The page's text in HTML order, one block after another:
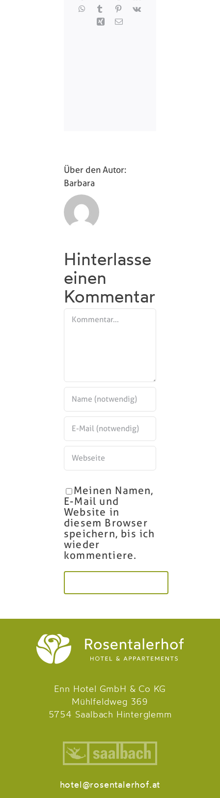
WhatsApp
TumblrPinterest
Vk
Xing
Über den Autor:
Barbara
Hinterlasse
einen
Kommentar
Kommentar
Meinen Namen,
E-Mail und
Website in
diesem Browser
speichern, bis ich
wieder
kommentiere.
Enn Hotel GmbH & Co KG
Mühlfeldweg 369
5754 Saalbach Hinterglemm
hotel@rosentalerhof.at